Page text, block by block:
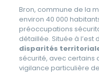
Bron, commune de la
environ 40 000
préoccupations
détaillée. Située à l’est
disparités
sécurité, avec certains
vigilance particulière